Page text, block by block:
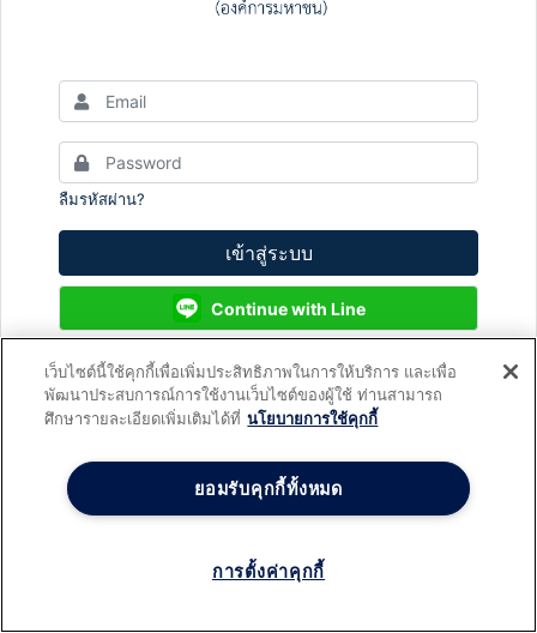
ลืมรหัสผ่าน?
เข้าสู่ระบบ
Continue with Line
ยังไม่มีบัญชีใช่หรือไม่?สมัครสมาชิก
เว็บไซต์นี้ใช้คุกกี้เพื่อเพิ่มประสิทธิภาพในการให้บริการ และเพื่อ
พัฒนาประสบการณ์การใช้งานเว็บไซต์ของผู้ใช้ ท่านสามารถ
ศึกษารายละเอียดเพิ่มเติมได้ที่ นโยบายการใช้คุกกี้
ยอมรับคุกกี้ทั้งหมด
การตั้งค่าคุกกี้